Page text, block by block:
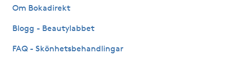
Hypnos
Om Bokadirekt
Blogg - Beautylabbet
FAQ - Skönhetsbehandlingar